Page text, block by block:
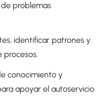
problemas
identificar patrones y
procesos.
conocimiento y
apoyar el autoservicio